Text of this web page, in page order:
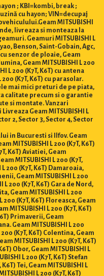
; KBI=kombi, break ;
cu hayon; VIN=decupaj
MITSUBISHI
livreaza si monteaza la
Geamuri MITSUBISHI L
Benson, Saint-Gobain, Agc,
cu senzor de ploaie, Geam
Geam MITSUBISHI L 200
L 200 (K7T, K6T) cu antena
(K7T, K6T) cu parasolar.
mai mici preturi de pe piata,
calitate precum si o garantie
si montate. Vanzari
Geam MITSUBISHI L
2, Sector 3, Sector 4, Sector
in Bucuresti si Ilfov. Geam
MITSUBISHI L 200 (K7T, K6T)
K6T) Aviatiei, Geam
MITSUBISHI L 200 (K7T,
200 (K7T, K6T) Damaroaia,
Geam MITSUBISHI L 200
200 (K7T, K6T) Gara de Nord,
Geam MITSUBISHI L 200
200 (K7T, K6T) Floreasca, Geam
MITSUBISHI L 200 (K7T, K6T)
Primaverii, Geam
Geam MITSUBISHI L 200
200 (K7T, K6T) Colentina, Geam
MITSUBISHI L 200 (K7T, K6T)
Obor, Geam MITSUBISHI L
L 200 (K7T, K6T) Stefan
Tei, Geam MITSUBISHI L
L 200 (K7T, K6T)